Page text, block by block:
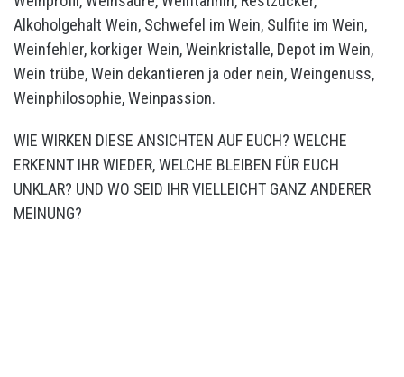
WIE WIRKEN DIESE ANSICHTEN AUF EUCH? WELCHE
ERKENNT IHR WIEDER, WELCHE BLEIBEN FÜR EUCH
UNKLAR? UND WO SEID IHR VIELLEICHT GANZ ANDERER
MEINUNG?